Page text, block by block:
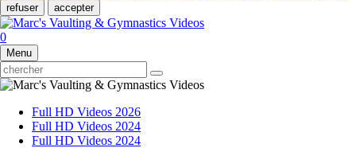
refuser accepter
0
Menu
Full HD Videos 2026
Full HD Videos 2024
Full HD Videos 2024